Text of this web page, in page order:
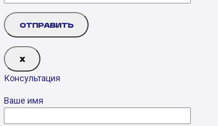
Х
Консультация
Ваше имя